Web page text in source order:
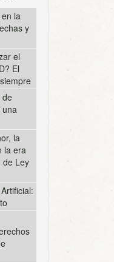
la
y
el
El
de
la
la era
de Ley